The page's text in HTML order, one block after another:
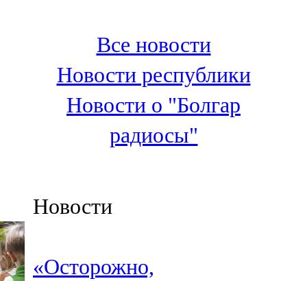
100,3 FM
Зәй
106,6 FM
Кадыбаш
105,2 FM
91,5 FM
106,1 FM
Все новости
Новости республики
Новости о "Болгар
радиосы"
Новости
«Осторожно,